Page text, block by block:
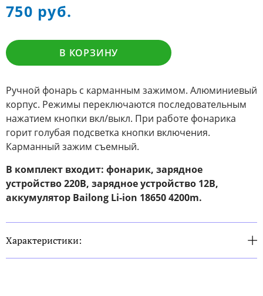
750 руб.
В КОРЗИНУ
Ручной фонарь с карманным зажимом. Алюминиевый
корпус. Режимы переключаются последовательным
нажатием кнопки вкл/выкл. При работе фонарика
горит голубая подсветка кнопки включения.
Карманный зажим съемный.
В комплект входит: фонарик, зарядное
устройство 220В, зарядное устройство 12В,
аккумулятор Bailong Li-ion 18650 4200m.
Характеристики: